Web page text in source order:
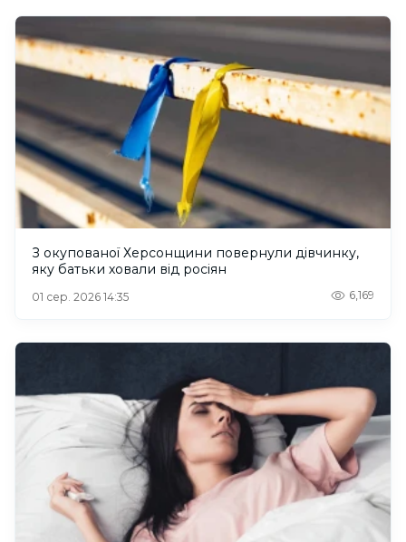
З окупованої Херсонщини повернули дівчинку,
яку батьки ховали від росіян
01 сер. 2026 14:35 6,169